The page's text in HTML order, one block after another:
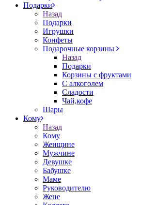
Подарки
Назад
Подарки
Игрушки
Конфеты
Подарочные корзины
Назад
Подарки
Корзины с фруктами
С алкоголем
Сладости
Чай,кофе
Шары
Кому
Назад
Кому
Женщине
Мужчине
Девушке
Бабушке
Маме
Руководителю
Жене